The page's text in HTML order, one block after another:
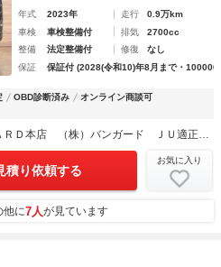
年式 2023年 走行
0.9万km
車検
車検整備付 排気
2700cc
整備
法定整備付 修復
なし
保証
保証付 (2028(令和10)年8月まで・
OBD診断済み
オンライン商談可
ＶＡＮＧＵＡＲＤ本店 （株）バンガード ＪＵ適正販売店
積り依頼する
お気に入り
他に7人が見ています